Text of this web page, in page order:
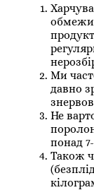
Ми
давно
Не
понад
Також